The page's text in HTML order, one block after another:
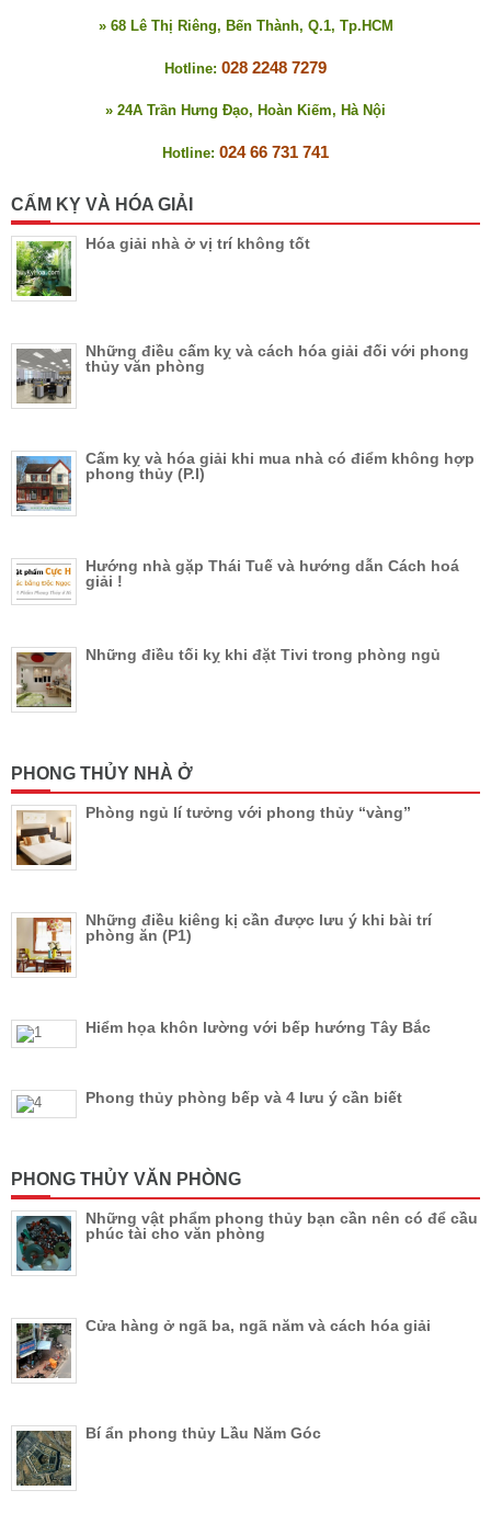
» 68 Lê Thị Riêng, Bến Thành, Q.1, Tp.HCM
Hotline: 028 2248 7279
» 24A Trần Hưng Đạo, Hoàn Kiếm, Hà Nội
Hotline: 024 66 731 741
CẤM KỴ VÀ HÓA GIẢI
Hóa giải nhà ở vị trí không tốt
Những điều cấm kỵ và cách hóa giải đối với phong
thủy văn phòng
Cấm kỵ và hóa giải khi mua nhà có điểm không hợp
phong thủy (P.I)
Hướng nhà gặp Thái Tuế và hướng dẫn Cách hoá
giải !
Những điều tối kỵ khi đặt Tivi trong phòng ngủ
PHONG THỦY NHÀ Ở
Phòng ngủ lí tưởng với phong thủy “vàng”
Những điều kiêng kị cần được lưu ý khi bài trí
phòng ăn (P1)
Hiểm họa khôn lường với bếp hướng Tây Bắc
Phong thủy phòng bếp và 4 lưu ý cần biết
PHONG THỦY VĂN PHÒNG
Những vật phẩm phong thủy bạn cần nên có để cầu
phúc tài cho văn phòng
Cửa hàng ở ngã ba, ngã năm và cách hóa giải
Bí ẩn phong thủy Lầu Năm Góc